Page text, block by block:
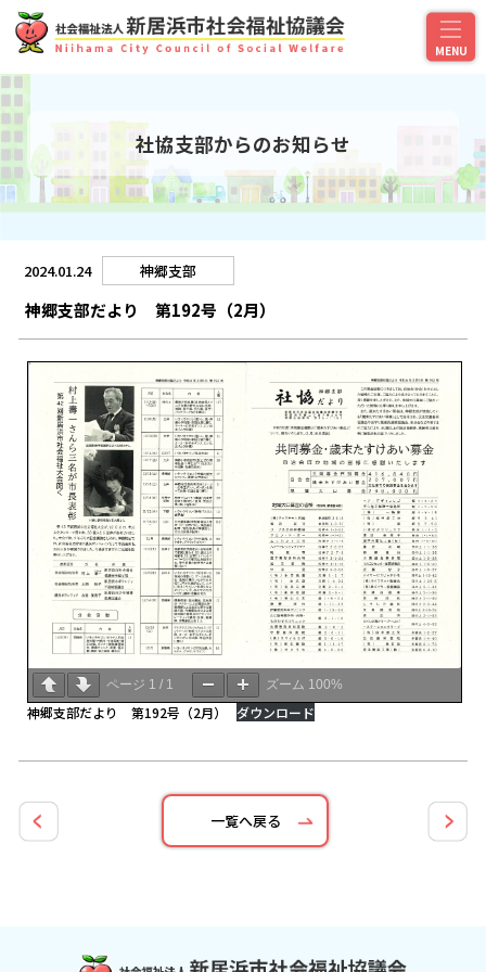
社協支部からのお知らせ
2024.01.24 神郷支部
神郷支部だより 第192号（2月）
ページ 1 / 1 ズーム 100%
神郷支部だより 第192号（2月） ダウンロード
一覧へ戻る